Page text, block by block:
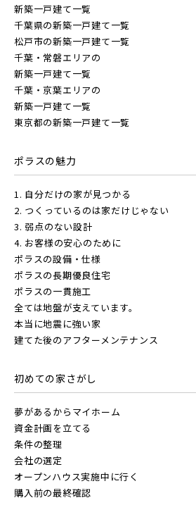
新築一戸建て一覧
千葉県の新築一戸建て一覧
松戸市の新築一戸建て一覧
千葉・常磐エリアの
新築一戸建て一覧
千葉・京葉エリアの
新築一戸建て一覧
東京都の新築一戸建て一覧
ポラスの魅力
1. 自分だけの家が見つかる
2. つくっているのは家だけじゃない
3. 弱点のない設計
4. お客様の安心のために
ポラスの設備・仕様
ポラスの長期優良住宅
ポラスの一貫施工
全ては地盤が支えています。
本当に地震に強い家
建てた後のアフターメンテナンス
初めての家さがし
夢があるからマイホーム
資金計画を立てる
条件の整理
会社の選定
オープンハウス実施中に行く
購入前の最終確認